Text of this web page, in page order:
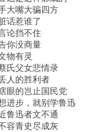
大嘴大骗四方
话惹谁了
论挡不住
你没商量
物有灵
氏父女悲情录
人的胜利者
眼的岂止国民党
进步，就别学鲁迅
鲁迅者文不通
容青史尽成灰